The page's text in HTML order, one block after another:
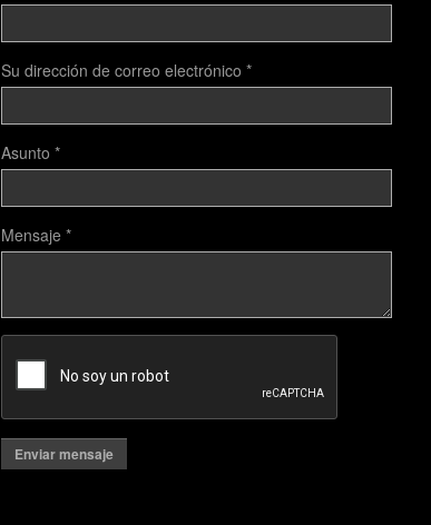
Su dirección de correo electrónico*
Asunto*
Mensaje*
Enviar mensaje